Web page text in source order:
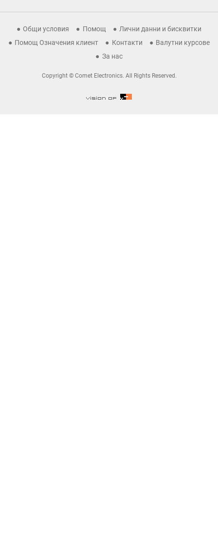
Общи условия Помощ
Лични данни и бисквитки
Помощ Означения клиент
Контакти
Валутни курсове
За нас
Copyright © Comet Electronics. All Rights Reserved.